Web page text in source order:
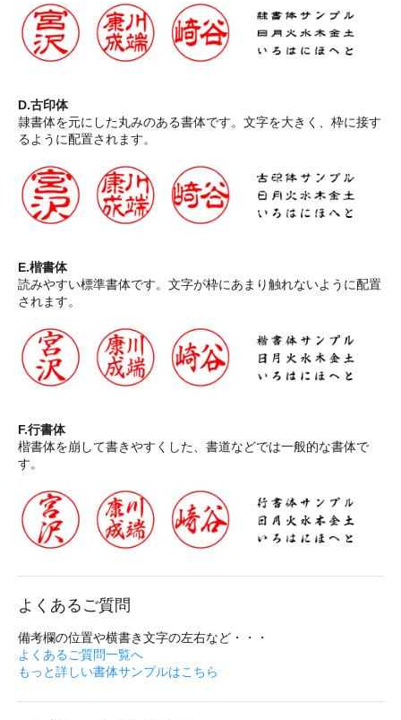
D.古印体
隷書体を元にした丸みのある書体です。文字を大きく、枠に接す
るように配置されます。
E.楷書体
読みやすい標準書体です。文字が枠にあまり触れないように配置
されます。
F.行書体
楷書体を崩して書きやすくした、書道などでは一般的な書体で
す。
よくあるご質問
備考欄の位置や横書き文字の左右など・・・
よくあるご質問一覧へ
もっと詳しい書体サンプルはこちら